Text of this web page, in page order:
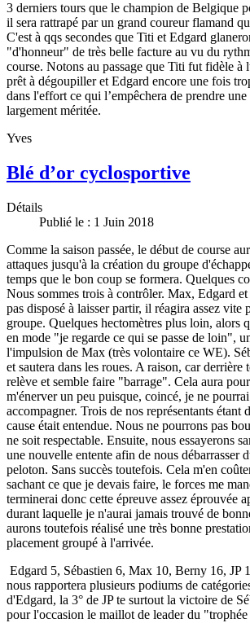
3 derniers tours que le champion de Belgique
il sera rattrapé par un grand coureur flamand
C'est à qqs secondes que Titi et Edgard
"d'honneur" de très belle facture au vu du
course. Notons au passage que Titi fut fidèle à
prêt à dégoupiller et Edgard encore une fois
dans l'effort ce qui l’empêchera de prendre
largement méritée.
Yves
Blé d’or cyclosportive
Détails
Publié le : 1 Juin 2018
Comme la saison passée, le début de course
attaques jusqu'à la création du groupe
temps que le bon coup se formera. Quelques
Nous sommes trois à contrôler. Max, Edgard
pas disposé à laisser partir, il réagira assez vite
groupe. Quelques hectomètres plus loin, alors
en mode "je regarde ce qui se passe de loin",
l'impulsion de Max (très volontaire ce WE).
et sautera dans les roues. A raison, car derrière
relève et semble faire "barrage". Cela aura
m'énerver un peu puisque, coincé, je ne
accompagner. Trois de nos représentants étant
cause était entendue. Nous ne pourrons pas
ne soit respectable. Ensuite, nous essayerons
une nouvelle entente afin de nous débarrasser
peloton. Sans succès toutefois. Cela m'en
sachant ce que je devais faire, le forces me
terminerai donc cette épreuve assez éprouvée
durant laquelle je n'aurai jamais trouvé de
aurons toutefois réalisé une très bonne
placement groupé à l'arrivée.
Edgard 5, Sébastien 6, Max 10, Berny 16, JP
nous rapportera plusieurs podiums de
d'Edgard, la 3° de JP te surtout la victoire de
pour l'occasion le maillot de leader du "trophée